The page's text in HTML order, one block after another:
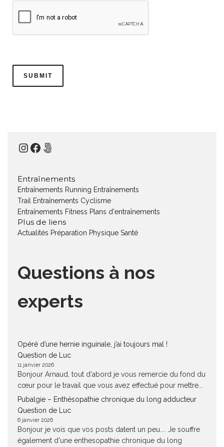
Instagram
Facebook
500px
Entraînements
Entraînements Running Entraînements
Trail
Entraînements Cyclisme
Entraînements Fitness Plans d'entraînements
Plus de liens
Actualités Préparation Physique Santé
Questions à nos
experts
Opéré d’une hernie inguinale, j’ai toujours mal !
Question de Luc
11 janvier 2026
Bonjour Arnaud, tout d'abord je vous remercie du fond du
cœur pour le travail que vous avez effectué pour mettre...
Pubalgie – Enthésopathie chronique du long adducteur
Question de Luc
6 janvier 2026
Bonjour je vois que vos posts datent un peu.... Je souffre
également d'une enthesopathie chronique du long